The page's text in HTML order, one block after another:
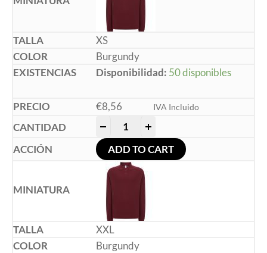
XS
Burgundy
Disponibilidad: 50 disponibles
€8,56 IVA Incluido
ADD TO CART
XXL
Burgundy